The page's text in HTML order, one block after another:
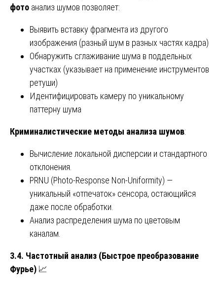
фото анализ шумов позволяет:
Выявить вставку фрагмента из другого
изображения (разный шум в разных частях кадра)
Обнаружить сглаживание шума в поддельных
участках (указывает на применение инструментов
ретуши)
Идентифицировать камеру по уникальному
паттерну шума
Криминалистические методы анализа шумов:
Вычисление локальной дисперсии и стандартного
отклонения.
PRNU (Photo-Response Non-Uniformity) —
уникальный «отпечаток» сенсора, остающийся
даже после обработки.
Анализ распределения шума по цветовым
каналам.
3.4. Частотный анализ (Быстрое преобразование
Фурье) 📈